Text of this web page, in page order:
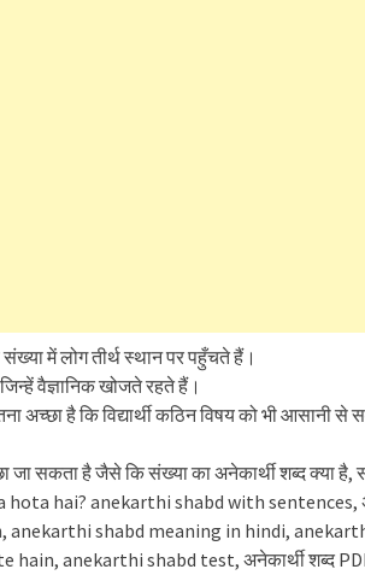
में लोग तीर्थ स्थान पर पहुँचते हैं।
वैज्ञानिक खोजते रहते हैं।
अच्छा है कि विद्यार्थी कठिन विषय को भी आसानी
सकता है जैसे कि संख्या का अनेकार्थी शब्द क्या है,
hai? anekarthi shabd with sentences,
anekarthi shabd meaning in hindi,
anekarthi shabd test, अनेकार्थी शब्द